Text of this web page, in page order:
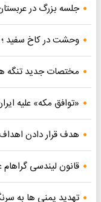
جلسه بزرگ در
وحشت در کاخ سفید ؛
مختصات جدید تنگه
«توافق مکه» علیه
هدف قرار دادن
قانون لیندسی
تهدید یمنی ها به